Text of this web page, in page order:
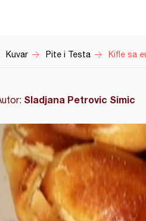
Kuvar Pite i Testa Kifle sa
Sladjana Petrovic Simic